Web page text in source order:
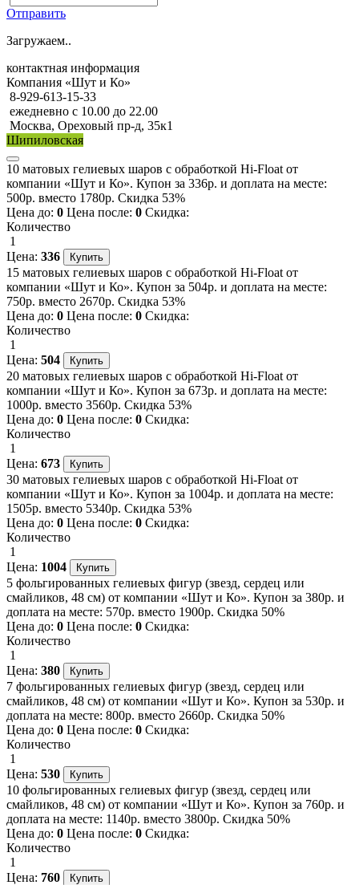
Отправить
Загружаем..
контактная информация
Компания «Шут и Ко»
8-929-613-15-33
ежедневно с 10.00 до 22.00
Москва, Ореховый пр-д, 35к1
Шипиловская
10 матовых гелиевых шаров с обработкой Hi-Float от
компании «Шут и Ко». Купон за 336р. и доплата на месте:
500р. вместо 1780р. Скидка 53%
Цена до: 0 Цена после: 0 Скидка:
Количество
1
Цена: 336
15 матовых гелиевых шаров с обработкой Hi-Float от
компании «Шут и Ко». Купон за 504р. и доплата на месте:
750р. вместо 2670р. Скидка 53%
Цена до: 0 Цена после: 0 Скидка:
Количество
1
Цена: 504
20 матовых гелиевых шаров с обработкой Hi-Float от
компании «Шут и Ко». Купон за 673р. и доплата на месте:
1000р. вместо 3560р. Скидка 53%
Цена до: 0 Цена после: 0 Скидка:
Количество
1
Цена: 673
30 матовых гелиевых шаров с обработкой Hi-Float от
компании «Шут и Ко». Купон за 1004р. и доплата на месте:
1505р. вместо 5340р. Скидка 53%
Цена до: 0 Цена после: 0 Скидка:
Количество
1
Цена: 1004
5 фольгированных гелиевых фигур (звезд, сердец или
смайликов, 48 см) от компании «Шут и Ко». Купон за 380р. и
доплата на месте: 570р. вместо 1900р. Скидка 50%
Цена до: 0 Цена после: 0 Скидка:
Количество
1
Цена: 380
7 фольгированных гелиевых фигур (звезд, сердец или
смайликов, 48 см) от компании «Шут и Ко». Купон за 530р. и
доплата на месте: 800р. вместо 2660р. Скидка 50%
Цена до: 0 Цена после: 0 Скидка:
Количество
1
Цена: 530
10 фольгированных гелиевых фигур (звезд, сердец или
смайликов, 48 см) от компании «Шут и Ко». Купон за 760р. и
доплата на месте: 1140р. вместо 3800р. Скидка 50%
Цена до: 0 Цена после: 0 Скидка:
Количество
1
Цена: 760